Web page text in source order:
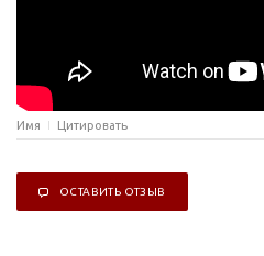
Имя Цитировать
ОСТАВИТЬ ОТЗЫВ